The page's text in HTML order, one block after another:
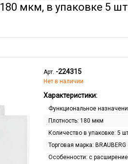
мкм, в упаковке 5
Арт. -224315
Нет в наличии
Характеристики:
Функциональное
Плотность: 180 мкм
Количество в упaковке: 5
Торговая марка: BRAUBERG
Особенности: с